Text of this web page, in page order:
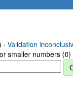
Validation
smaller numbers (0)